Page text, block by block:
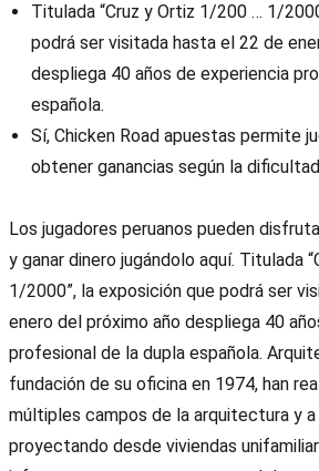
Titulada “Cruz y Ortiz 1/200 … 1/
podrá ser visitada hasta el 22 de
despliega 40 años de experiencia
española.
Sí, Chicken Road apuestas permite
obtener ganancias según la
Los jugadores peruanos pueden
y ganar dinero jugándolo aquí. Titulada
1/2000”, la exposición que podrá ser
enero del próximo año despliega 40
profesional de la dupla española.
fundación de su oficina en 1974, han
múltiples campos de la arquitectura y
proyectando desde viviendas